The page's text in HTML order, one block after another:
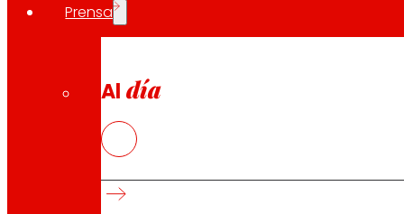
Prensa
Al día